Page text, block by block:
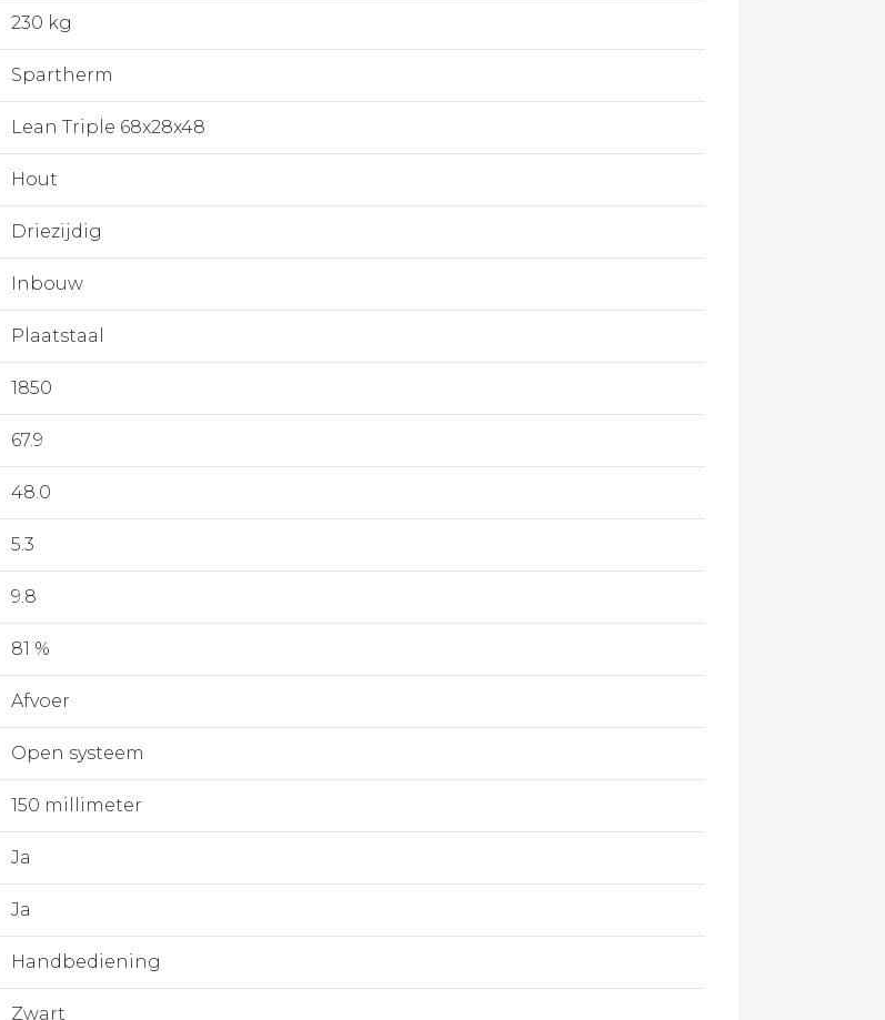
230 kg
Spartherm
Lean Triple 68x28x48
Hout
Driezijdig
Inbouw
Plaatstaal
1850
67.9
48.0
5.3
9.8
81 %
Afvoer
Open systeem
150 millimeter
Ja
Ja
Handbediening
Zwart